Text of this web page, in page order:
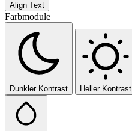
Align Text
Farbmodule
Dunkler Kontrast Heller Kontrast